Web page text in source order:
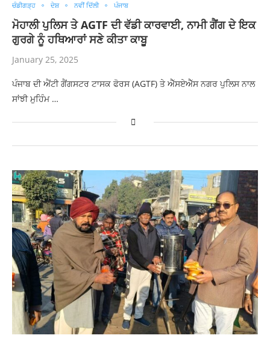
ਚੰਡੀਗੜ੍ਹ ਦੇਸ਼ ਨਵੀਂ ਦਿੱਲੀ ਪੰਜਾਬ
ਮੋਹਾਲੀ ਪੁਲਿਸ ਤੇ AGTF ਦੀ ਵੱਡੀ ਕਾਰਵਾਈ, ਨਾਮੀ ਗੈਂਗ ਦੇ ਇਕ
ਗੁਰਗੇ ਨੂੰ ਹਥਿਆਰਾਂ ਸਣੇ ਕੀਤਾ ਕਾਬੂ
January 25, 2025
ਪੰਜਾਬ ਦੀ ਐਂਟੀ ਗੈਂਗਸਟਰ ਟਾਸਕ ਫੋਰਸ (AGTF) ਤੇ ਐੱਸਏਐੱਸ ਨਗਰ ਪੁਲਿਸ ਨਾਲ
ਸਾਂਝੀ ਮੁਹਿੰਮ …